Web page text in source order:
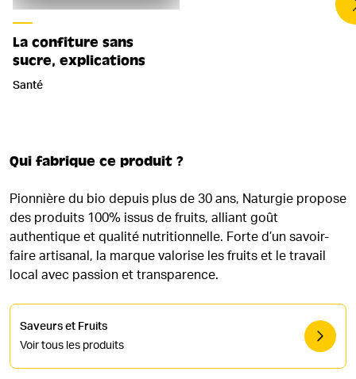
La confiture sans
sucre, explications
Santé
Qui fabrique ce produit ?
Pionnière du bio depuis plus de 30 ans, Naturgie propose
des produits 100% issus de fruits, alliant goût
authentique et qualité nutritionnelle. Forte d’un savoir-
faire artisanal, la marque valorise les fruits et le travail
local avec passion et transparence.
Saveurs et Fruits
Voir tous les produits